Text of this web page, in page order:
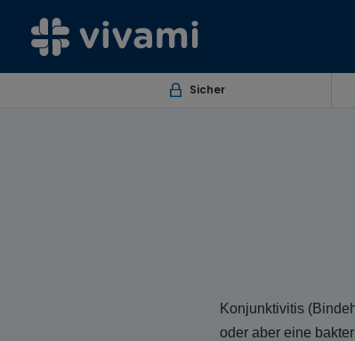
Sicher
Konjunktivitis
oder aber eine